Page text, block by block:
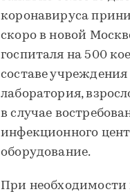
коронавируса
скоро в новой
госпиталя на 500
составе
лаборатория,
в случае
инфекционного
оборудование.
При